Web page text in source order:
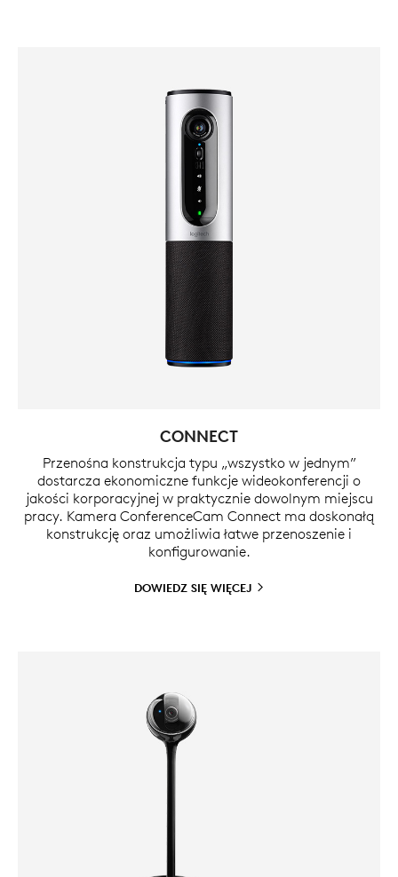
CONNECT
Przenośna konstrukcja typu „wszystko w jednym”
dostarcza ekonomiczne funkcje wideokonferencji o
jakości korporacyjnej w praktycznie dowolnym miejscu
pracy. Kamera ConferenceCam Connect ma doskonałą
konstrukcję oraz umożliwia łatwe przenoszenie i
konfigurowanie.
DOWIEDZ SIĘ WIĘCEJ